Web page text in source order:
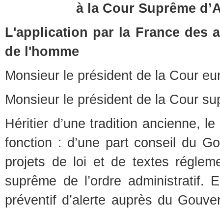
à la Cour Suprême
L'application par la France des
de l'homme
Monsieur le président de la Cour
Monsieur le président de la
Héritier d’une tradition ancienne,
fonction : d’une part conseil du
projets de loi et de textes
suprême de l’ordre
préventif d’alerte auprès du